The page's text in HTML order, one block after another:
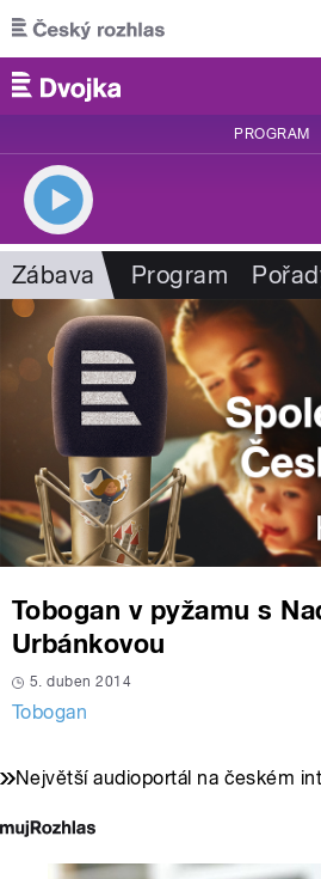
Přejít k hlavnímu obsahu
PROGRAM
Zábava Program
Tobogan v pyžamu s
Urbánkovou
5. duben 2014
Tobogan
Největší audioportál na českém